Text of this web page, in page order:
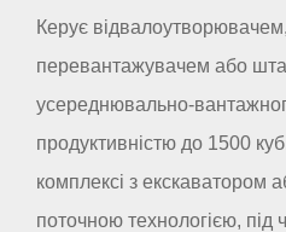
Керує
перевантажувачем або
усереднювально-
продуктивністю до 1500
комплексі з екскаватором
поточною технологією, під